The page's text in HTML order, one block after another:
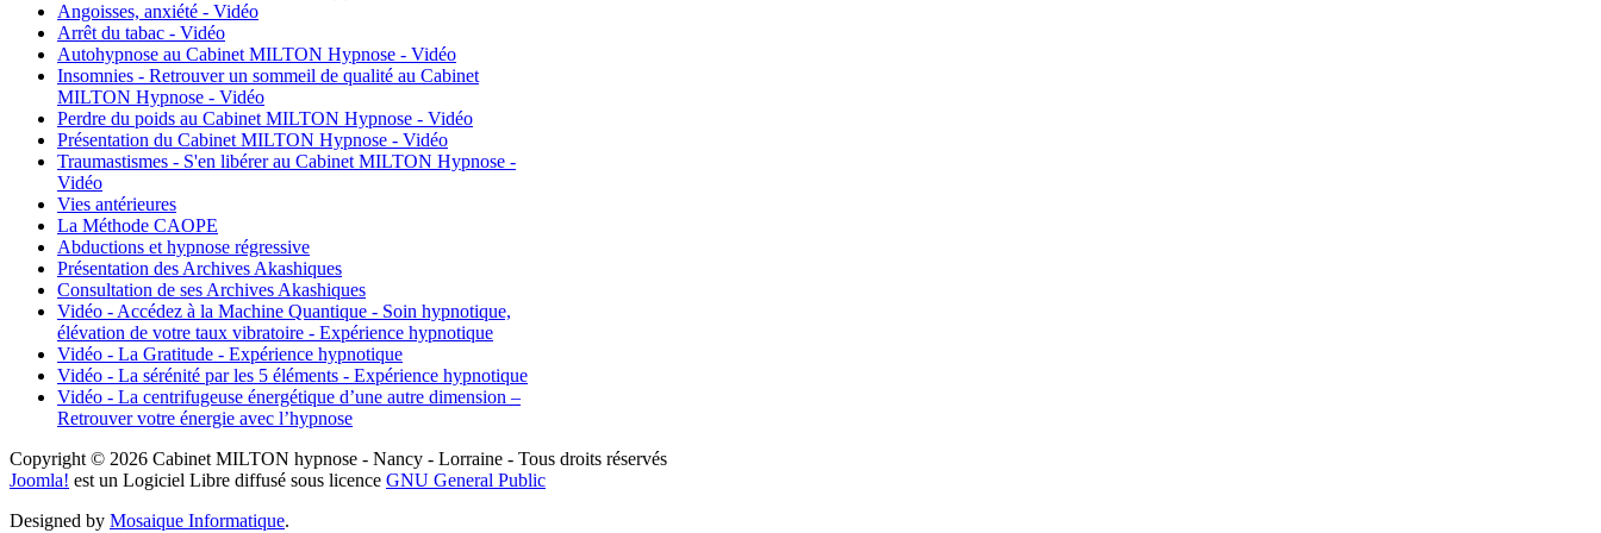
Angoisses, anxiété - Vidéo
Arrêt du tabac - Vidéo
Autohypnose au Cabinet MILTON Hypnose - Vidéo
Insomnies - Retrouver un sommeil de qualité au Cabinet
MILTON Hypnose - Vidéo
Perdre du poids au Cabinet MILTON Hypnose - Vidéo
Présentation du Cabinet MILTON Hypnose - Vidéo
Traumastismes - S'en libérer au Cabinet MILTON Hypnose -
Vidéo
Vies antérieures
La Méthode CAOPE
Abductions et hypnose régressive
Présentation des Archives Akashiques
Consultation de ses Archives Akashiques
Vidéo - Accédez à la Machine Quantique - Soin hypnotique,
élévation de votre taux vibratoire - Expérience hypnotique
Vidéo - La Gratitude - Expérience hypnotique
Vidéo - La sérénité par les 5 éléments - Expérience hypnotique
Vidéo - La centrifugeuse énergétique d’une autre dimension –
Retrouver votre énergie avec l’hypnose
Copyright © 2026 Cabinet MILTON hypnose - Nancy - Lorraine - Tous droits réservés
Joomla! est un Logiciel Libre diffusé sous licence GNU General Public
Designed by Mosaique Informatique.